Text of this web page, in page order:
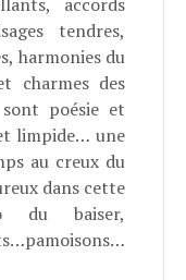
tendres,
harmonies du
charmes des
poésie et
limpide… une
au creux du
dans cette
du baiser,